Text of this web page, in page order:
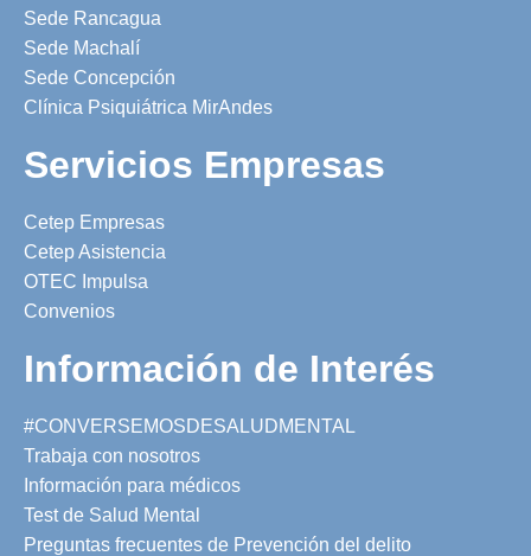
Sede Rancagua
Sede Machalí
Sede Concepción
Clínica Psiquiátrica MirAndes
Servicios Empresas
Cetep Empresas
Cetep Asistencia
OTEC Impulsa
Convenios
Información de Interés
#CONVERSEMOSDESALUDMENTAL
Trabaja con nosotros
Información para médicos
Test de Salud Mental
Preguntas frecuentes de Prevención del delito